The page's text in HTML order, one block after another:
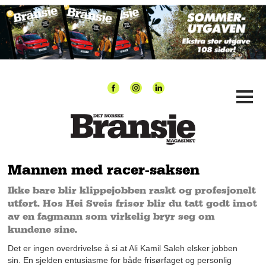
Mannen med racer-saksen
Ikke bare blir klippejobben raskt og profesjonelt
utført. Hos Hei Sveis frisør blir du tatt godt imot
av en fagmann som virkelig bryr seg om
kundene sine.
Det er ingen overdrivelse å si at Ali Kamil Saleh elsker jobben
sin. En sjelden entusiasme for både frisørfaget og personlig